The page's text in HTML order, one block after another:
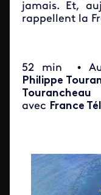
jamais. Et,
rappellent la
52 min •
Philippe
Tourancheau
avec France